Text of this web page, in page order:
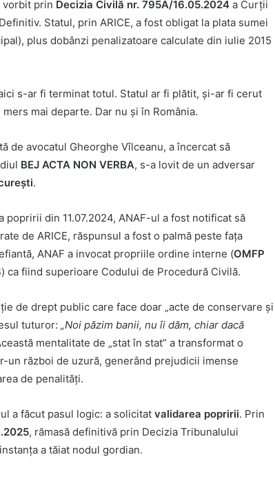
vorbit prin Decizia Civilă nr. 795A/16.05.2024 a Curții
Statul, prin ARICE, a fost obligat la plata sumei
plus dobânzi penalizatoare calculate din iulie 2015
s-ar fi terminat totul. Statul ar fi plătit, și-ar fi cerut
mai departe. Dar nu și în România.
de avocatul Gheorghe Vîlceanu, a încercat să
BEJ ACTA NON VERBA, s-a lovit de un adversar
.
popririi din 11.07.2024, ANAF-ul a fost notificat să
de ARICE, răspunsul a fost o palmă peste fața
ANAF a invocat propriile ordine interne (OMFP
) ca fiind superioare Codului de Procedură Civilă.
de drept public care face doar „acte de conservare și
tuturor: „Noi păzim banii, nu îi dăm, chiar dacă
mentalitate de „stat în stat” a transformat o
un război de uzură, generând prejudicii imense
de penalități.
a făcut pasul logic: a solicitat validarea popririi. Prin
, rămasă definitivă prin Decizia Tribunalului
a tăiat nodul gordian.